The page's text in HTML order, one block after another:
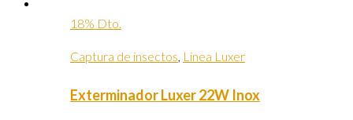
18% Dto.
Captura de insectos Linea Luxer
Exterminador Luxer 22W Inox